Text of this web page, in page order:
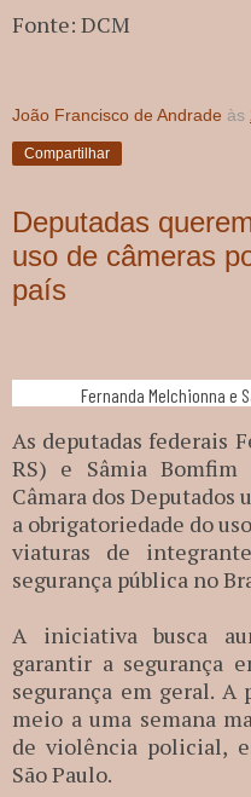
Fonte: DCM
João Francisco de Andrade às
Compartilhar
Deputadas
uso de câmeras
país
Fernanda Melchionna e
As deputadas federais
RS) e Sâmia Bomfim
Câmara dos Deputados
a obrigatoriedade do
viaturas de
segurança pública no
A iniciativa busca
garantir a segurança
segurança em geral.
meio a uma semana
de violência policial,
São Paulo.